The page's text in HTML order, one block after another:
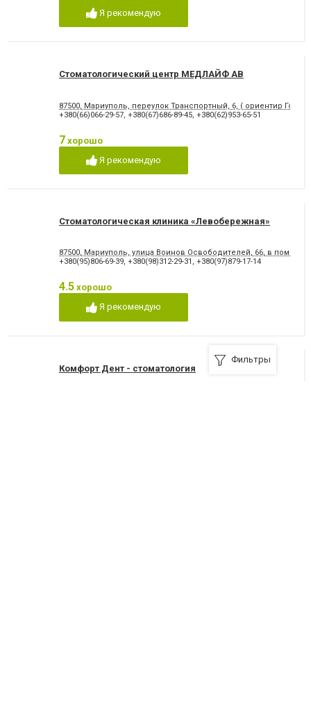
Я рекомендую
Стоматологический центр МЕДЛАЙФ АВ
87500, Мариуполь, переулок Транспортный, 6, ( ориентир
+380(66)066-29-57 +380(67)686-89-45 +380(62)953-65-51
7 хорошо
Я рекомендую
Стоматологическая клиника «Левобережная»
87500, Мариуполь, улица Воинов Освободителей, 66, в
+380(95)806-69-39, +380(98)312-29-31 , +380(97)879-17-14
4.5 хорошо
Я рекомендую
Комфорт Дент - стоматология
Фильтры